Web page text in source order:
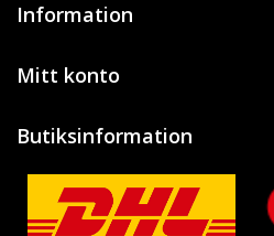
Information
Mitt konto
Butiksinformation